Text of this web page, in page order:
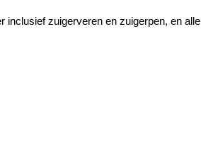
inclusief zuigerveren en zuigerpen, en alle